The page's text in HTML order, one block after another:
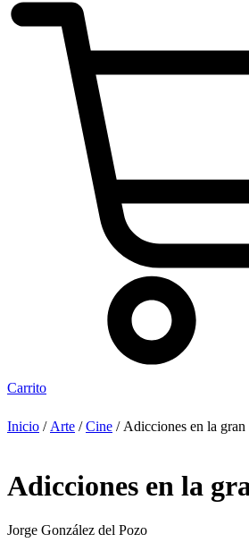
Carrito
Inicio / Arte /Cine / Adicciones en la gran
Adicciones en la
Jorge González del Pozo